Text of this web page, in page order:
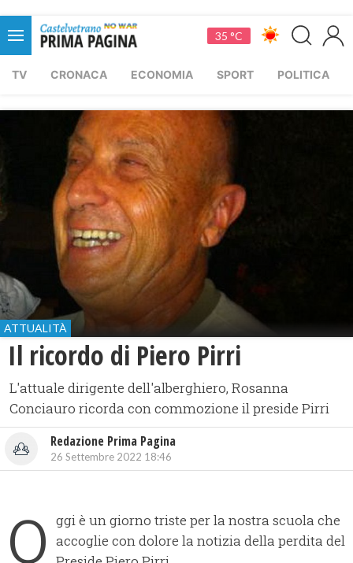
35 °C
TV CRONACA ECONOMIA SPORT POLITICA
ATTUALITÀ
Il ricordo di Piero Pirri
L'attuale dirigente dell'alberghiero, Rosanna
Conciauro ricorda con commozione il preside Pirri
Redazione Prima Pagina
26 Settembre 2022 18:46
O ggi è un giorno triste per la nostra scuola che
accoglie con dolore la notizia della perdita del